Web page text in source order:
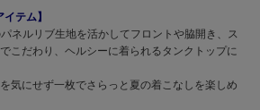
テム】
ネルリブ生地を活かしてフロントや脇開き、ス
こだわり、ヘルシーに着られるタンクトップに
気にせず一枚でさらっと夏の着こなしを楽しめ